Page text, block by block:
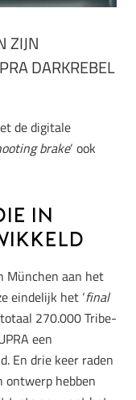
ZIJN
DARKREBEL
de digitale
brake‘ ook
in
München aan het
eindelijk het ‘final
270.000 Tribe-
een
En drie keer raden
ontwerp hebben